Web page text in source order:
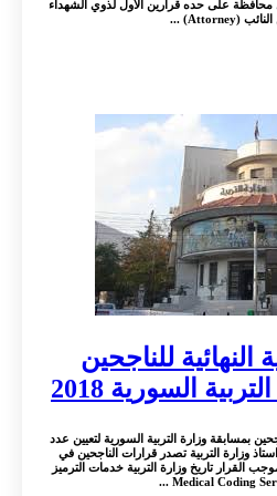
الأول لذوي الشهداء
للناجحين
2018
التربية السورية لتعيين عدد
قرارات الناجحين في
التربية خدمات الترميز